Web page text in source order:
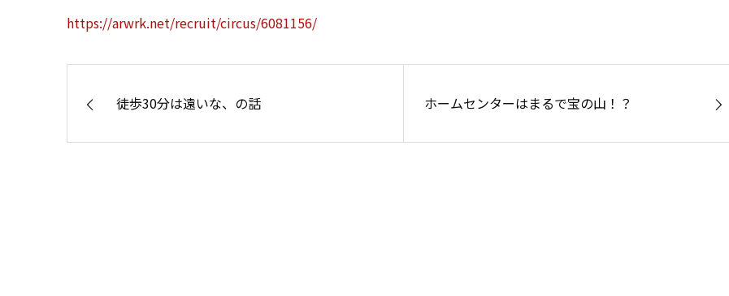
https://arwrk.net/recruit/circus/6081156/
徒歩30分は遠いな、の話 ホームセンターはまるで宝の山！？